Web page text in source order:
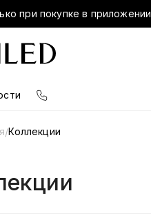
при покупке в приложении
/Коллекции